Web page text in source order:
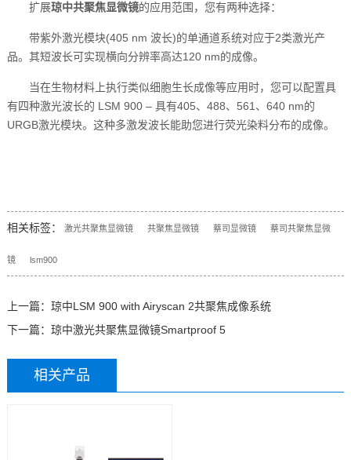
扩展琼中共聚焦显微镜的应用范围，您有两种选择：
带紫外激光模块(405 nm 波长)的单通道系统对应于2类激光产
品。其短波长可实现横向分辨率高达120 nm的成像。
当在生物材料上执行类似细胞生长成像等应用时，您可以配置具
有四种激光波长的 LSM 900 – 具有405、488、561、640 nm的
URGB激光模块。这种多激发波长能助您进行荧光染料分布的成像。
相关标签： 激光共聚焦显微镜 共聚焦显微镜 蔡司显微镜 蔡司共聚焦显微
镜 lsm900
上一篇： 琼中LSM 900 with Airyscan 2共聚焦成像系统
下一篇： 琼中激光共聚焦显微镜Smartproof 5
相关产品